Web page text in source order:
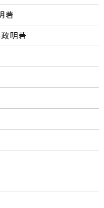
著
明著